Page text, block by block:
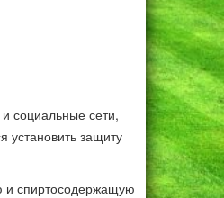
социальные сети,
установить защиту
и спиртосодержащую